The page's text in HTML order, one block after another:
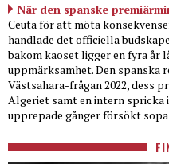
När den spanske
Ceuta för att möta
handlade det officiella
bakom kaoset ligger en fyra år
uppmärksamhet. Den spanska
Västsahara-frågan 2022, dess
Algeriet samt en intern spricka
upprepade gånger försökt